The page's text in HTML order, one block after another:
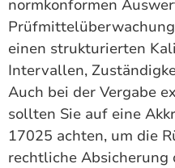
normkonformen
einen strukturierten
Intervallen,
Auch bei der Vergabe
sollten Sie auf eine
17025 achten, um die
rechtliche Absicherung